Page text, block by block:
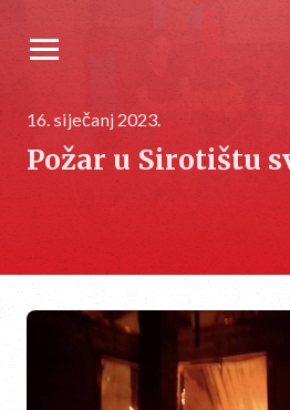
16. siječanj 2023.
Požar u Sirotištu